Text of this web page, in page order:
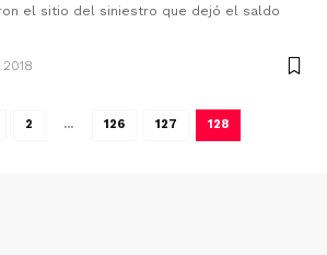
el sitio del siniestro que dejó el saldo
2 … 126 127 128